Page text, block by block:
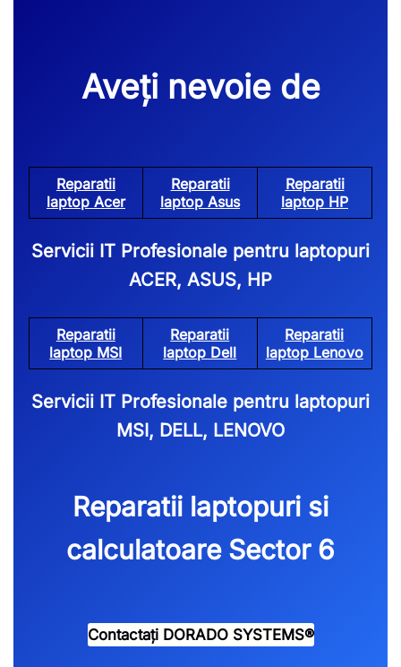
Aveți nevoie de
Reparatii
laptop Acer
Reparatii
laptop Asus
Reparatii
laptop HP
Servicii IT Profesionale pentru laptopuri
ACER, ASUS, HP
Reparatii
laptop MSI
Reparatii
laptop Dell
Reparatii
laptop Lenovo
Servicii IT Profesionale pentru laptopuri
MSI, DELL, LENOVO
Reparatii laptopuri si
calculatoare Sector 6
Contactați DORADO SYSTEMS®️